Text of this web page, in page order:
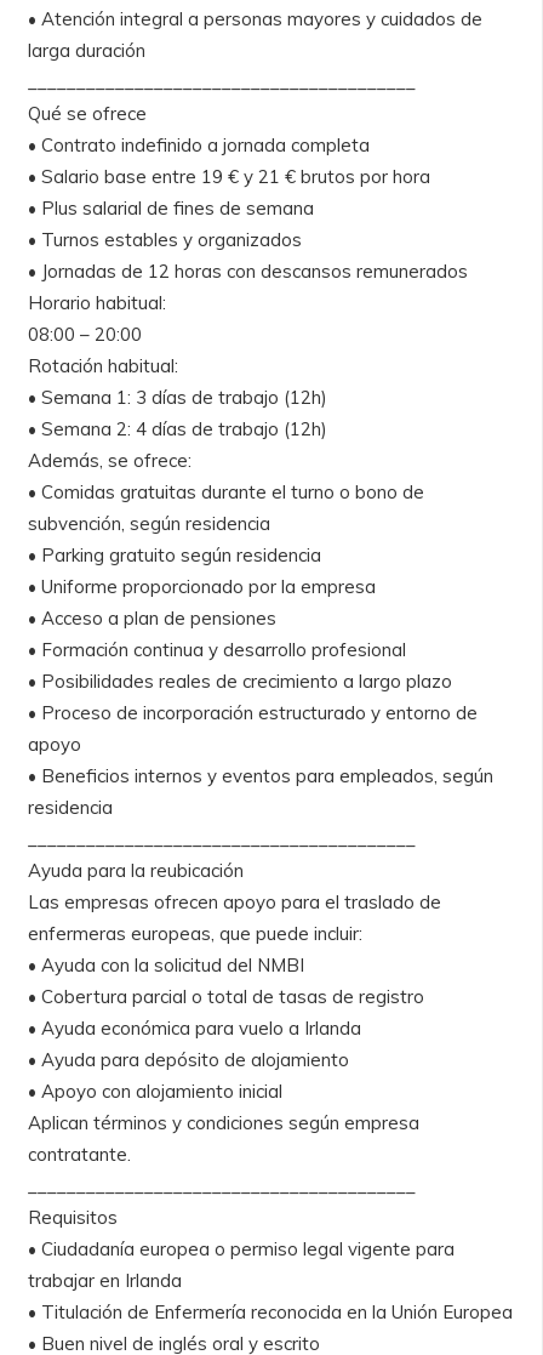
• Atención integral a personas mayores y cuidados de
larga duración
Qué se ofrece
• Contrato indefinido a jornada completa
• Salario base entre 19 € y 21 € brutos por hora
• Plus salarial de fines de semana
• Turnos estables y organizados
• Jornadas de 12 horas con descansos remunerados
Horario habitual:
08:00 – 20:00
Rotación habitual:
• Semana 1: 3 días de trabajo (12h)
• Semana 2: 4 días de trabajo (12h)
Además, se ofrece:
• Comidas gratuitas durante el turno o bono de
subvención, según residencia
• Parking gratuito según residencia
• Uniforme proporcionado por la empresa
• Acceso a plan de pensiones
• Formación continua y desarrollo profesional
• Posibilidades reales de crecimiento a largo plazo
• Proceso de incorporación estructurado y entorno de
apoyo
• Beneficios internos y eventos para empleados, según
residencia
Ayuda para la reubicación
Las empresas ofrecen apoyo para el traslado de
enfermeras europeas, que puede incluir:
• Ayuda con la solicitud del NMBI
• Cobertura parcial o total de tasas de registro
• Ayuda económica para vuelo a Irlanda
• Ayuda para depósito de alojamiento
• Apoyo con alojamiento inicial
Aplican términos y condiciones según empresa
contratante.
Requisitos
• Ciudadanía europea o permiso legal vigente para
trabajar en Irlanda
• Titulación de Enfermería reconocida en la Unión Europea
• Buen nivel de inglés oral y escrito